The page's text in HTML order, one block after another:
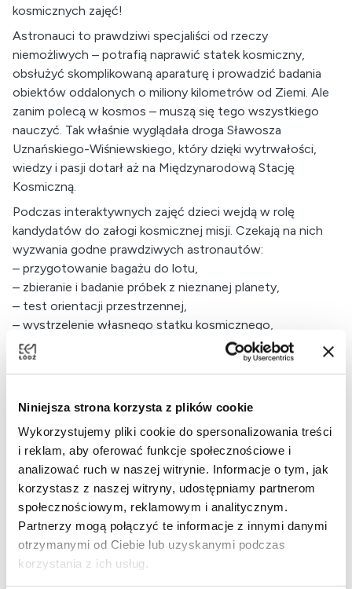
Niniejsza strona korzysta z plików cookie
Wykorzystujemy pliki cookie do spersonalizowania treści
i reklam, aby oferować funkcje społecznościowe i
analizować ruch w naszej witrynie. Informacje o tym, jak
korzystasz z naszej witryny, udostępniamy partnerom
społecznościowym, reklamowym i analitycznym.
Partnerzy mogą połączyć te informacje z innymi danymi
otrzymanymi od Ciebie lub uzyskanymi podczas
korzystania z ich usług.
kosmicznych zajęć!
Astronauci to prawdziwi specjaliści od rzeczy
niemożliwych – potrafią naprawić statek kosmiczny,
obsłużyć skomplikowaną aparaturę i prowadzić badania
obiektów oddalonych o miliony kilometrów od Ziemi. Ale
zanim polecą w kosmos – muszą się tego wszystkiego
nauczyć. Tak właśnie wyglądała droga Sławosza
Uznańskiego-Wiśniewskiego, który dzięki wytrwałości,
wiedzy i pasji dotarł aż na Międzynarodową Stację
Kosmiczną.
Podczas interaktywnych zajęć dzieci wejdą w rolę
kandydatów do załogi kosmicznej misji. Czekają na nich
wyzwania godne prawdziwych astronautów:
– przygotowanie bagażu do lotu,
– zbieranie i badanie próbek z nieznanej planety,
– test orientacji przestrzennej,
– wystrzelenie własnego statku kosmicznego,
– trening skutecznej komunikacji w zespole.
wśród uczestników znajdzie się przyszły następca
Sławosza?
Gotowi na start? 3... 2... 1... Wchodzimy na orbitę!
Warsztaty odbędą się w dniach:
Sobota 05.07, godz. 12:00, 15:00
Niedziela 06.07, godz. 12:00, 15:00